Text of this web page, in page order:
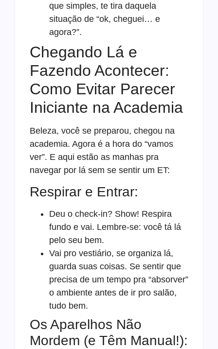
que simples, te tira daquela
situação de “ok, cheguei… e
agora?”.
Chegando Lá e
Fazendo Acontecer:
Como Evitar Parecer
Iniciante na Academia
Beleza, você se preparou, chegou na
academia. Agora é a hora do “vamos
ver”. E aqui estão as manhas pra
navegar por lá sem se sentir um ET:
Respirar e Entrar:
Deu o check-in? Show! Respira
fundo e vai. Lembre-se: você tá lá
pelo seu bem.
Vai pro vestiário, se organiza lá,
guarda suas coisas. Se sentir que
precisa de um tempo pra “absorver”
o ambiente antes de ir pro salão,
tudo bem.
Os Aparelhos Não
Mordem (e Têm Manual!):